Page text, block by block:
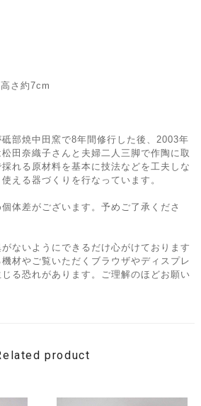
さ約7cm
部焼中田窯で8年間修行した後、2003年
田奈織子さんと夫婦二人三脚で作陶に取
れる原材料を基本に技法などを工夫しな
える器づくりを行なっています。
体差がございます。予めご了承くださ
ないようにできるだけ心がけております
材やご覧いただくブラウザやディスプレ
る恐れがあります。ご理解のほどお願い
product